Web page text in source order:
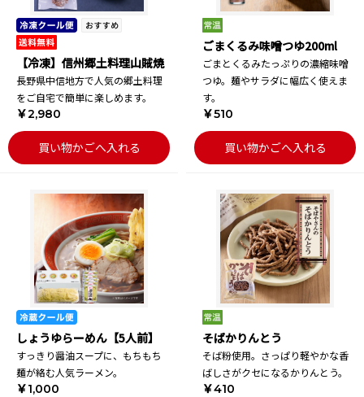
【冷凍】信州郷土料理山賊焼
長野県中信地方で人気の郷土料理
をご自宅で簡単に楽しめます。
￥2,980
買い物かごへ入れる
ごまくるみ味噌つゆ200ml
ごまとくるみたっぷりの濃縮味噌
つゆ。麺やサラダに幅広く使えま
す。
￥510
買い物かごへ入れる
しょうゆらーめん【5人前】
すっきり醤油スープに、もちもち
麺が絡む人気ラーメン。
￥1,000
そばかりんとう
そば粉使用。さっぱり軽やかな香
ばしさがクセになるかりんとう。
￥410